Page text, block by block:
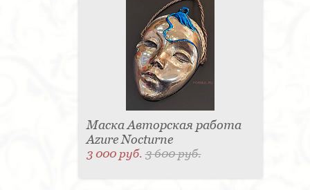
Маска Авторская работа
Azure Nocturne
3 000 руб.3 600 руб.